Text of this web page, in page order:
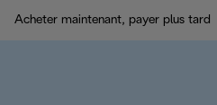
Acheter maintenant, payer plus tard